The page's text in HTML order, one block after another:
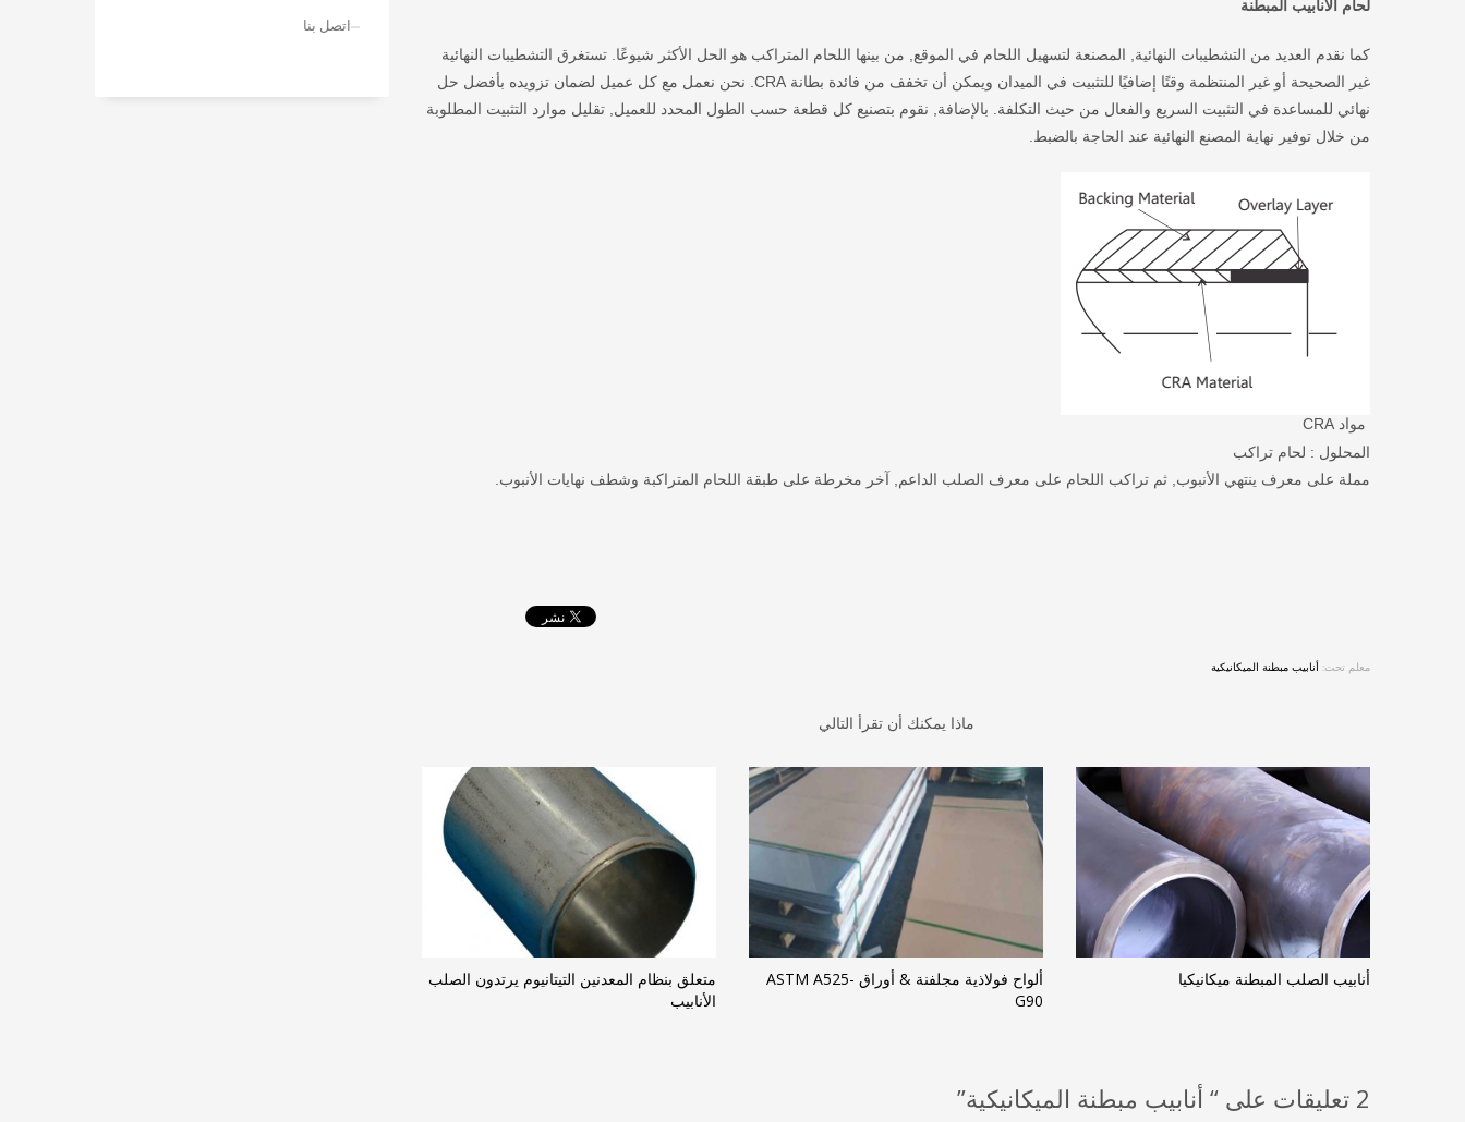
لحام الأنابيب المبطنة
كما نقدم العديد من التشطيبات النهائية, المصنعة لتسهيل اللحام في الموقع, من بينها اللحام المتراكب هو الحل الأكثر شيوعًا. تستغرق التشطيبات النهائية
غير الصحيحة أو غير المنتظمة وقتًا إضافيًا للتثبيت في الميدان ويمكن أن تخفف من فائدة بطانة CRA. نحن نعمل مع كل عميل لضمان تزويده بأفضل حل
نهائي للمساعدة في التثبيت السريع والفعال من حيث التكلفة. بالإضافة, نقوم بتصنيع كل قطعة حسب الطول المحدد للعميل, تقليل موارد التثبيت المطلوبة
من خلال توفير نهاية المصنع النهائية عند الحاجة بالضبط.
مواد CRA
المحلول : لحام تراكب
مملة على معرف ينتهي الأنبوب, ثم تراكب اللحام على معرف الصلب الداعم, آخر مخرطة على طبقة اللحام المتراكبة وشطف نهايات الأنبوب.
معلم تحت: أنابيب مبطنة الميكانيكية
ماذا يمكنك أن تقرأ التالي
أنابيب الصلب المبطنة ميكانيكيا
ألواح فولاذية مجلفنة & أوراق ASTM A525-
G90
متعلق بنظام المعدنين التيتانيوم يرتدون الصلب
الأنابيب
2 تعليقات على “ أنابيب مبطنة الميكانيكية”
اتصل بنا